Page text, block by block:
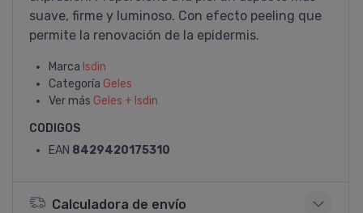
suave, firme y luminoso. Con efecto peeling que
permite la renovación de la epidermis.
Marca Isdin
Categoría Geles
Ver más Geles + Isdin
CODIGOS
EAN 8429420175310
Calculadora de envío